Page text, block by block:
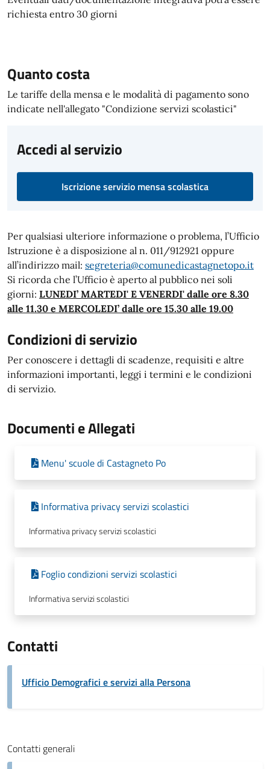
richiesta entro 30 giorni
Quanto costa
Le tariffe della mensa e le modalità di pagamento sono
indicate nell'allegato "Condizione servizi scolastici"
Accedi al servizio
Iscrizione servizio mensa scolastica
Per qualsiasi ulteriore informazione o problema, l’Ufficio
Istruzione è a disposizione al n. 011/912921 oppure
all’indirizzo mail: segreteria@comunedicastagnetopo.it
Si ricorda che l’Ufficio è aperto al pubblico nei soli
giorni: LUNEDI’ MARTEDI' E VENERDI' dalle ore 8.30
alle 11.30 e MERCOLEDI’ dalle ore 15.30 alle 19.00
Condizioni di servizio
Per conoscere i dettagli di scadenze, requisiti e altre
informazioni importanti, leggi i termini e le condizioni
di servizio.
Documenti e Allegati
Menu' scuole di Castagneto Po
Informativa privacy servizi scolastici
Informativa privacy servizi scolastici
Foglio condizioni servizi scolastici
Informativa servizi scolastici
Contatti
Ufficio Demografici e servizi alla Persona
Contatti generali